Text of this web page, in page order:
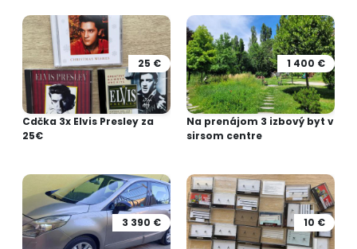
25 €
Cdčka 3x Elvis Presley za
25€
1 400 €
Na prenájom 3 izbový byt v
sirsom centre
3 390 € 10 €